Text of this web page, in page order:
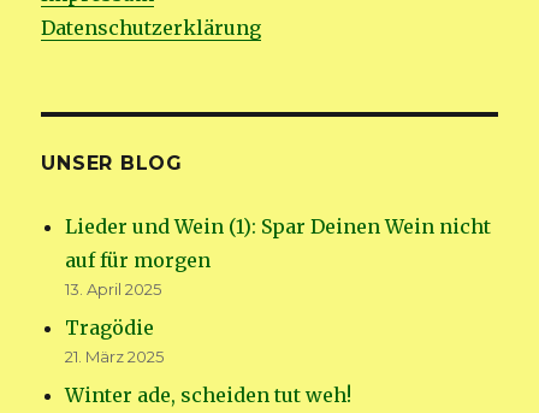
Datenschutzerklärung
UNSER BLOG
Lieder und Wein (1): Spar Deinen Wein nicht
auf für morgen
13. April 2025
Tragödie
21. März 2025
Winter ade, scheiden tut weh!